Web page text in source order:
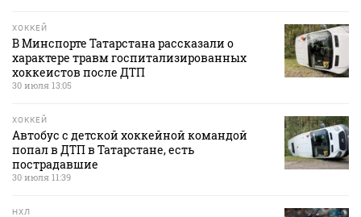
ХОККЕЙ
В Минспорте Татарстана рассказали о
характере травм госпитализированных
хоккеистов после ДТП
30 июля 13:05
ХОККЕЙ
Автобус с детской хоккейной командой
попал в ДТП в Татарстане, есть
пострадавшие
30 июля 11:39
НХЛ